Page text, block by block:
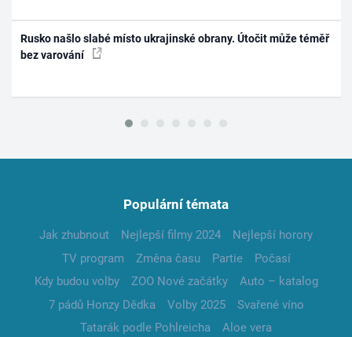
Rusko našlo slabé místo ukrajinské obrany. Útočit může téměř
bez varování
Populární témata
Jak zhubnout Nejlepší filmy 2024
Nejlepší horory
TV program
Změna času Partie
Počasí
Kdy budou volby
ZOO Nové začátky
Auto – katalog
7 pádů Honzy Dědka
Volby 2025
Svařené víno
Tatarák podle Pohlreicha
Aloe vera